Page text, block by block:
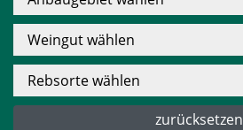
zurücksetzen